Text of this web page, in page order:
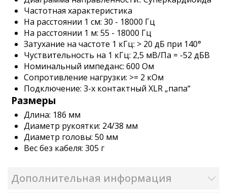
Частотная характеристика
На расстоянии 1 см: 30 - 18000 Гц
На расстоянии 1 м: 55 - 18000 Гц
Затухание на частоте 1 кГц: > 20 дБ при 140°
Чуствительность на 1 кГц: 2,5 мВ/Па = -52 дБВ
Номинальный импеданс: 600 Ом
Сопротивление нагрузки: >= 2 кОм
Подключение: 3-х контактный XLR „папа“
Размеры
Длина: 186 мм
Диаметр рукоятки: 24/38 мм
Диаметр головы: 50 мм
Вес без кабеля: 305 г
Дополнительная информация